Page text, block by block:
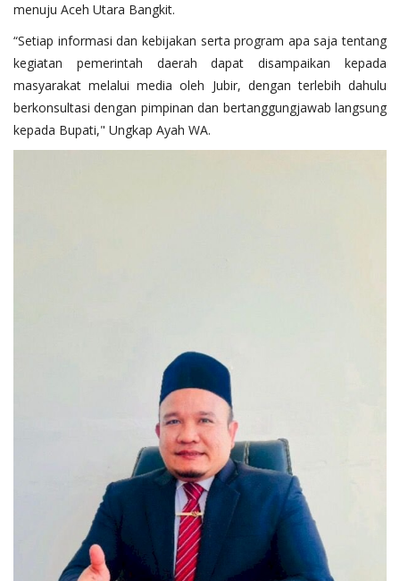
menuju Aceh Utara Bangkit.
“Setiap informasi dan kebijakan serta program apa saja tentang
kegiatan pemerintah daerah dapat disampaikan kepada
masyarakat melalui media oleh Jubir, dengan terlebih dahulu
berkonsultasi dengan pimpinan dan bertanggungjawab langsung
kepada Bupati," Ungkap Ayah WA.